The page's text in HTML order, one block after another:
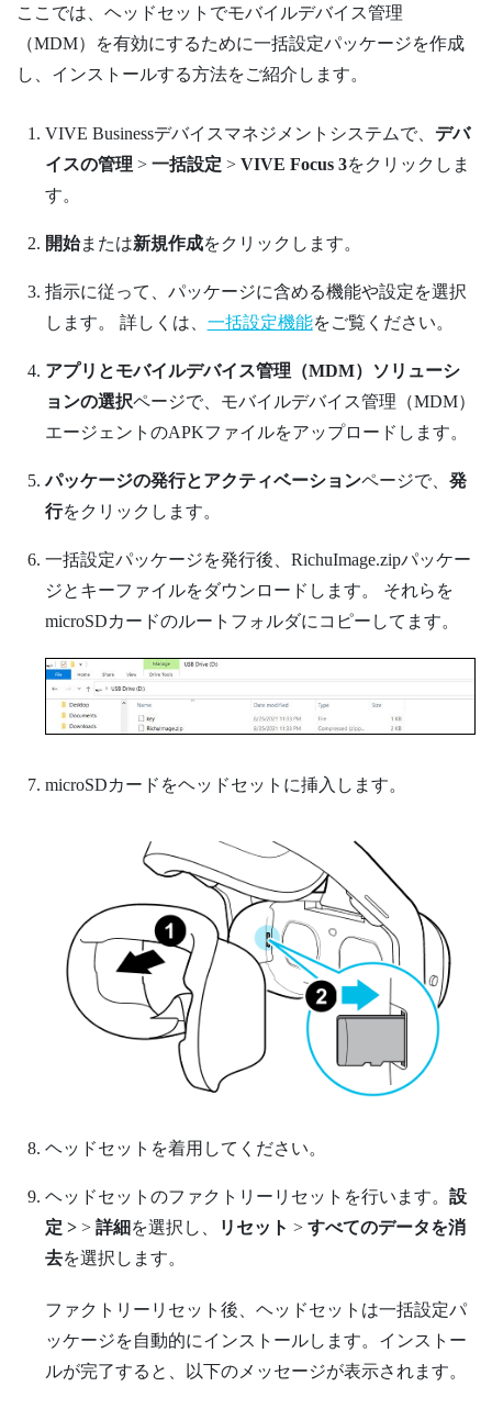
ここでは、ヘッドセットでモバイルデバイス管理
（MDM）を有効にするために一括設定パッケージを作成
し、インストールする方法をご紹介します。
VIVE Businessデバイスマネジメントシステムで、 デバ
イスの管理 > 一括設定 > VIVE Focus 3をクリックしま
す。
開始または新規作成をクリックします。
指示に従って、パッケージに含める機能や設定を選択
します。 詳しくは、 一括設定機能をご覧ください。
アプリとモバイルデバイス管理（MDM）ソリューシ
ョンの選択ページで、モバイルデバイス管理（MDM）
エージェントのAPKファイルをアップロードします。
パッケージの発行とアクティベーションページで、 発
行をクリックします。
一括設定パッケージを発行後、 RichuImage.zipパッケー
ジと キーファイルをダウンロードします。 それらを
microSDカードのルートフォルダにコピーしてます。
microSDカードをヘッドセットに挿入します。
ヘッドセットを着用してください。
ヘッドセットのファクトリーリセットを行います。 設
定 >> 詳細 を選択し、 リセット > すべてのデータを消
去を選択します。
ファクトリーリセット後、ヘッドセットは一括設定パ
ッケージを自動的にインストールします。インストー
ルが完了すると、以下のメッセージが表示されます。